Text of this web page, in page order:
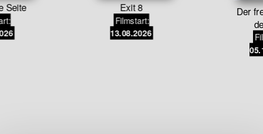
Seite Exit 8
Filmstart:
13.08.2026
Der